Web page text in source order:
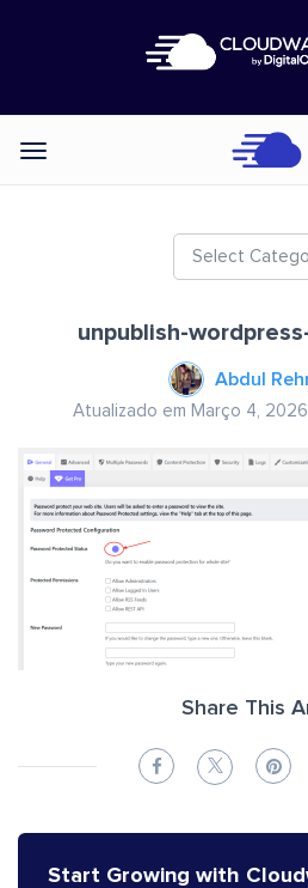
Categories
Select
unpublish-
Abdul
Atualizado em Março 4, 2026
Share This
Start Growing with